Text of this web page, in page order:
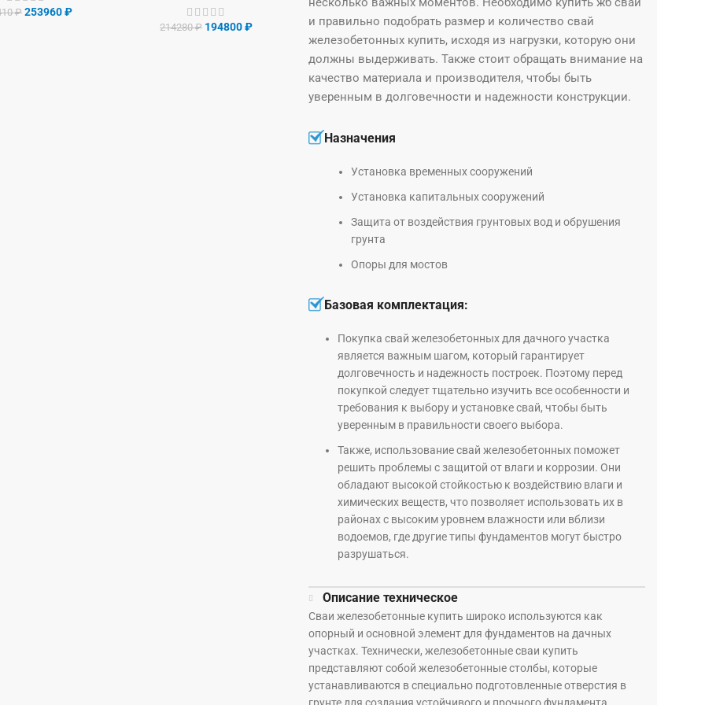
₽ 253960₽
214280₽ 194800₽
и правильно подобрать размер и количество свай
железобетонных купить, исходя из нагрузки, которую они
должны выдерживать. Также стоит обращать внимание на
качество материала и производителя, чтобы быть
уверенным в долговечности и надежности конструкции.
Назначения
Установка временных сооружений
Установка капитальных сооружений
Защита от воздействия грунтовых вод и обрушения
грунта
Опоры для мостов
Базовая комплектация:
Покупка свай железобетонных для дачного участка
является важным шагом, который гарантирует
долговечность и надежность построек. Поэтому перед
покупкой следует тщательно изучить все особенности и
требования к выбору и установке свай, чтобы быть
уверенным в правильности своего выбора.
Также, использование свай железобетонных поможет
решить проблемы с защитой от влаги и коррозии. Они
обладают высокой стойкостью к воздействию влаги и
химических веществ, что позволяет использовать их в
районах с высоким уровнем влажности или вблизи
водоемов, где другие типы фундаментов могут быстро
разрушаться.
Описание техническое
Сваи железобетонные купить широко используются как
опорный и основной элемент для фундаментов на дачных
участках. Технически, железобетонные сваи купить
представляют собой железобетонные столбы, которые
устанавливаются в специально подготовленные отверстия в